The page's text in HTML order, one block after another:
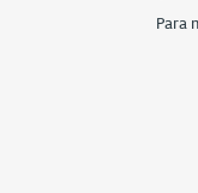
Para